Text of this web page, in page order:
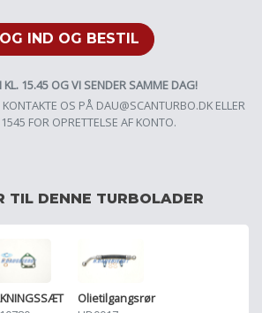
IND OG BESTIL
KL. 15.45 OG VI SENDER SAMME DAG!
OS PÅ DAU@SCANTURBO.DKELLER
FOR OPRETTELSE AF KONTO.
TIL DENNE TURBOLADER
Olietilgangsrør